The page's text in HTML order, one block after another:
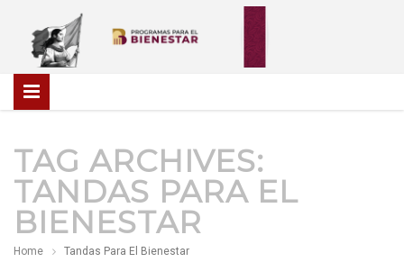
TAG ARCHIVES:
TANDAS PARA EL
BIENESTAR
Home Tandas Para El Bienestar